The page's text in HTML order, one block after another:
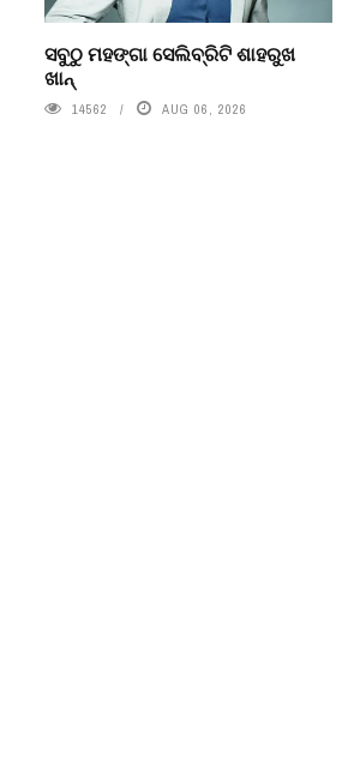
ସବୁଠୁ ମହଙ୍ଗା ସେଲିବ୍ରିଟି ଶାହରୁଖ
ଖାନ୍
14562 AUG 06, 2026